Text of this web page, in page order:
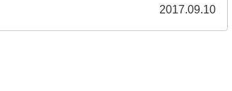
2017.09.10